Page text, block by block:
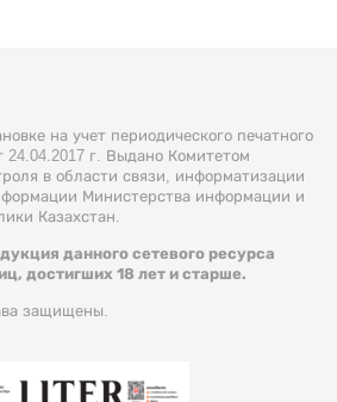
на учет периодического печатного
г. Выдано Комитетом
в области связи, информатизации
Министерства информации и
Казахстан.
данного сетевого ресурса
достигших 18 лет и старше.
защищены.